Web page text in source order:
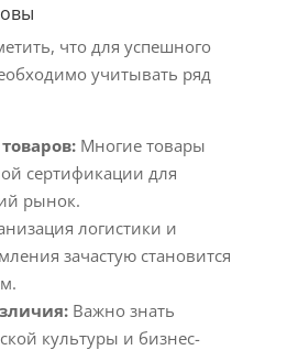
что для успешного
учитывать ряд
Многие товары
сертификации для
рынок.
логистики и
зачастую становится
Важно знать
культуры и бизнес-